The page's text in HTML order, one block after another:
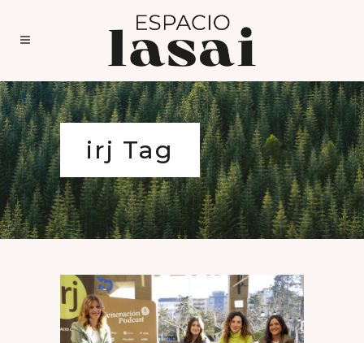
irj Tag